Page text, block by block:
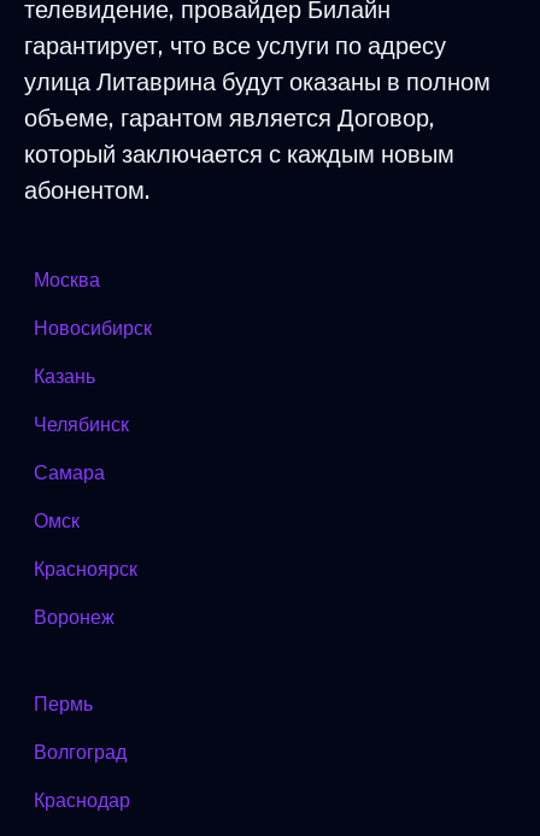
телевидение, провайдер Билайн
гарантирует, что все услуги по адресу
улица Литаврина будут оказаны в полном
объеме, гарантом является Договор,
который заключается с каждым новым
абонентом.
Москва
Новосибирск
Казань
Челябинск
Самара
Омск
Красноярск
Воронеж
Пермь
Волгоград
Краснодар